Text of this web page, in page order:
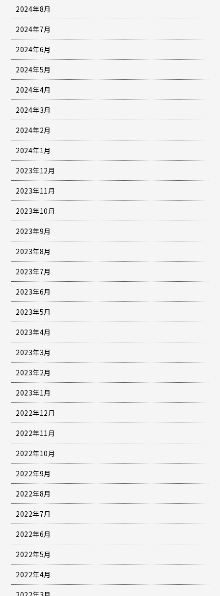
2024年8月
2024年7月
2024年6月
2024年5月
2024年4月
2024年3月
2024年2月
2024年1月
2023年12月
2023年11月
2023年10月
2023年9月
2023年8月
2023年7月
2023年6月
2023年5月
2023年4月
2023年3月
2023年2月
2023年1月
2022年12月
2022年11月
2022年10月
2022年9月
2022年8月
2022年7月
2022年6月
2022年5月
2022年4月